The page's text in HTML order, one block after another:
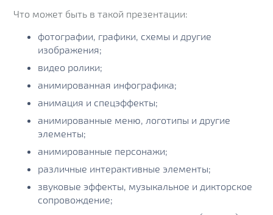
Что может быть в такой презентации:
фотографии, графики, схемы и другие
изображения;
видео ролики;
анимированная инфографика;
анимация и спецэффекты;
анимированные меню, логотипы и другие
элементы;
анимированные персонажи;
различные интерактивные элементы;
звуковые эффекты, музыкальное и дикторское
сопровождение;